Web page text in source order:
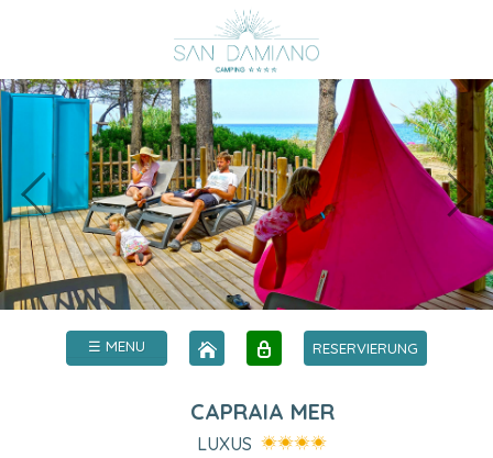
☰ MENU RESERVIERUNG
CAPRAIA MER
LUXUS